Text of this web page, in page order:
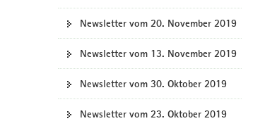
Newsletter vom 20. November 2019
Newsletter vom 13. November 2019
Newsletter vom 30. Oktober 2019
Newsletter vom 23. Oktober 2019